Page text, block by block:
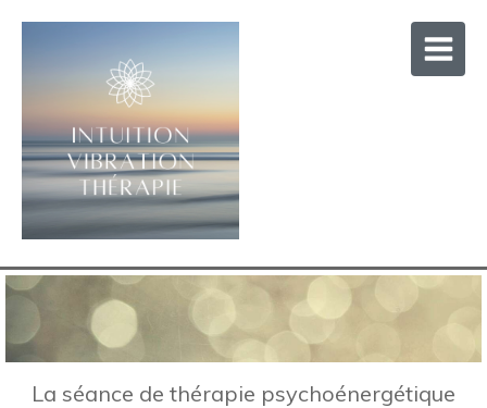
La séance de thérapie psychoénergétique